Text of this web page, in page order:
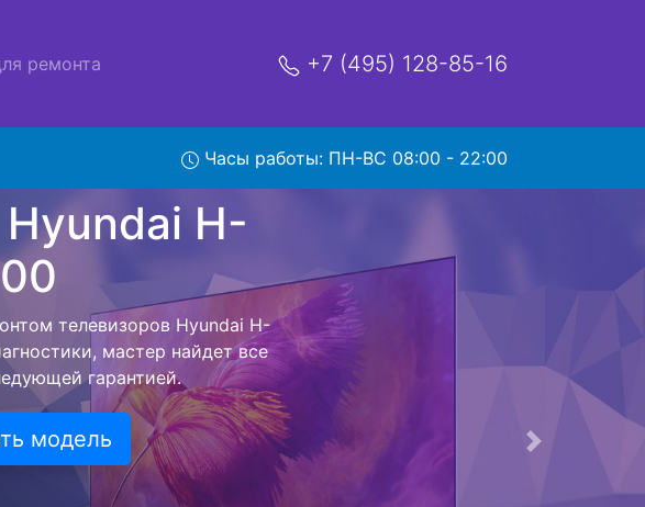
ремонта +7 (495) 128-85-16
Часы работы: ПН-ВС 08:00 - 22:00
H-
в сервис
в сервисный центр и
заберет Ваш телевизор
стоимость ремонта
обратно.
модель
Следующая